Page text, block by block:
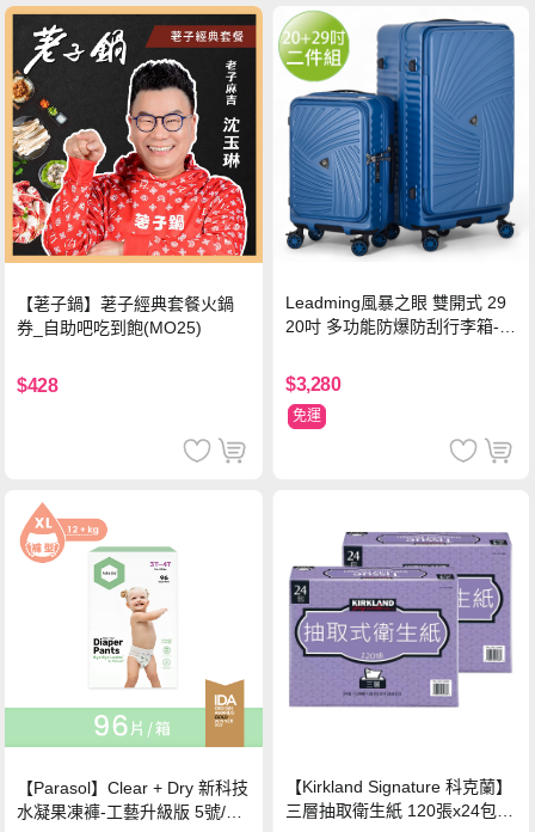
【荖子鍋】荖子經典套餐火鍋
券_自助吧吃到飽(MO25)
$428
Leadming風暴之眼 雙開式 29
20吋 多功能防爆防刮行李箱-海
$3,280
免運
【Parasol】Clear + Dry 新科技
水凝果凍褲-工藝升級版 5號/XL
【Kirkland Signature 科克蘭】
三層抽取衛生紙 120張x24包x2